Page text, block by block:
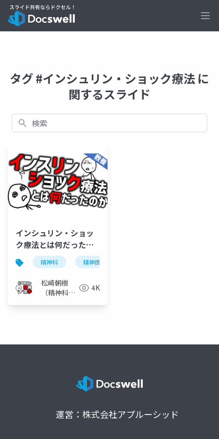
タグ #インシュリン・ショック療法 に
関するスライド
検索
インシュリン・ショッ
ク療法とは何だったの
か
精神科 精神医学
松崎朝樹
（精神科
4K
運営：株式会社アプルーシッド